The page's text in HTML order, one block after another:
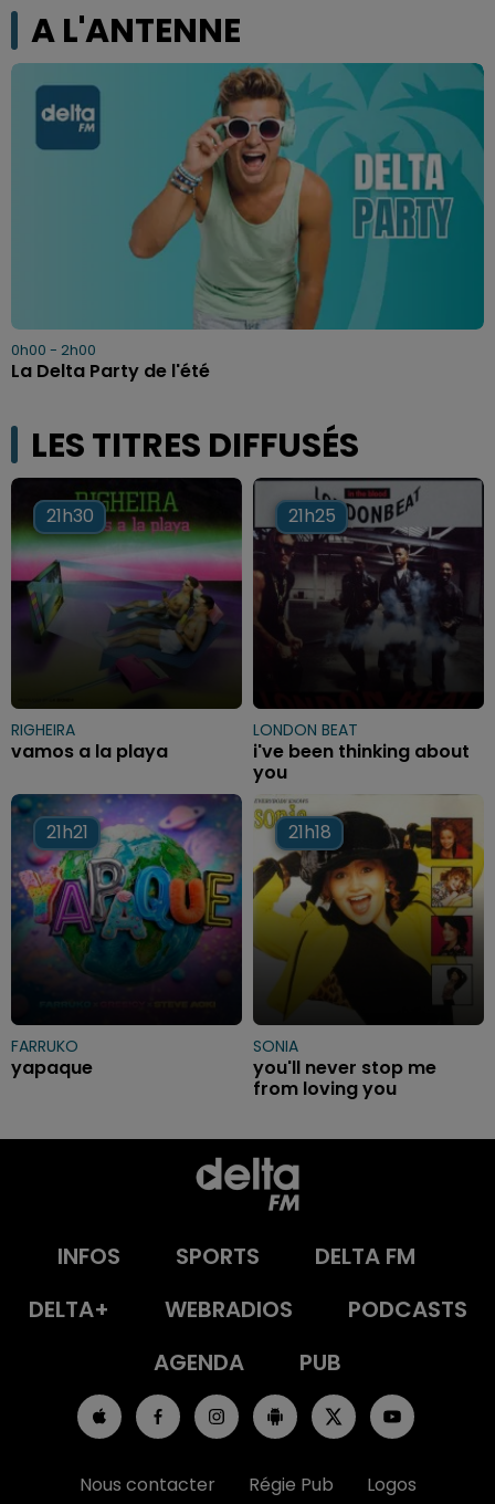
A L'ANTENNE
0h00 - 2h00
La Delta Party de l'été
LES TITRES DIFFUSÉS
21h30
21h30
RIGHEIRA
vamos a la playa
21h25
21h25
LONDON BEAT
i've been thinking about
you
21h21
21h21
FARRUKO
yapaque
21h18
21h18
SONIA
you'll never stop me
from loving you
INFOS SPORTS
DELTA FM
DELTA+
WEBRADIOS
PODCASTS
AGENDA
PUB
Nous contacter Régie Pub Logos